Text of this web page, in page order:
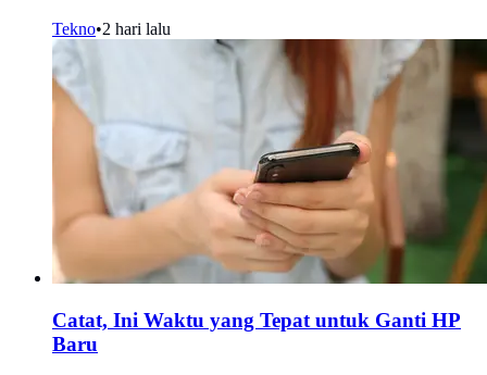
Tekno•2 hari lalu
Catat, Ini Waktu yang Tepat untuk Ganti HP
Baru